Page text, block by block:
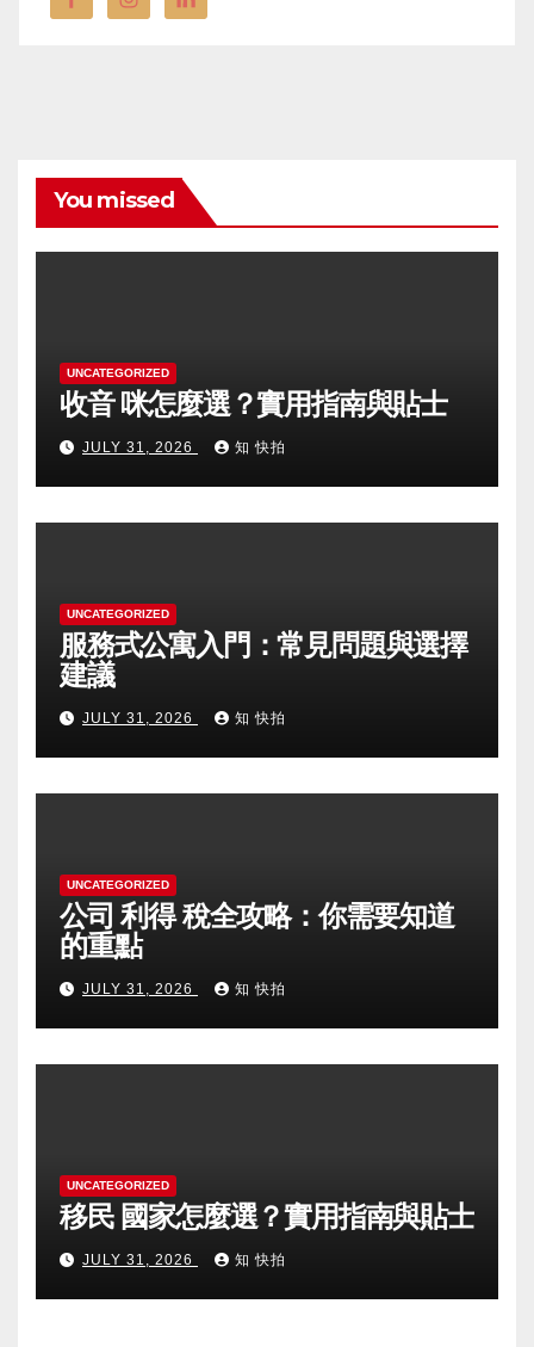
You missed
UNCATEGORIZED
收音 咪怎麼選？實用指南與貼士
JULY 31, 2026 知 快拍
UNCATEGORIZED
服務式公寓入門：常見問題與選擇
建議
JULY 31, 2026 知 快拍
UNCATEGORIZED
公司 利得 稅全攻略：你需要知道
的重點
JULY 31, 2026 知 快拍
UNCATEGORIZED
移民 國家怎麼選？實用指南與貼士
JULY 31, 2026 知 快拍